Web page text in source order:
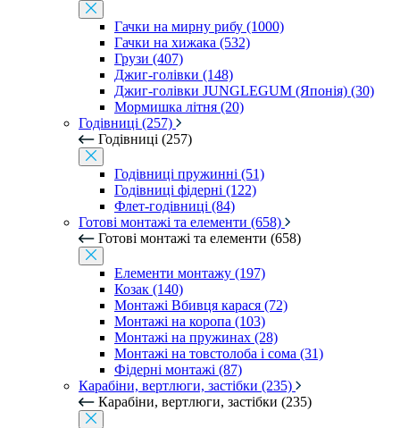
Гачки на мирну рибу (1000)
Гачки на хижака (532)
Грузи (407)
Джиг-голівки (148)
Джиг-голівки JUNGLEGUM (Японія) (30)
Мормишка літня (20)
Годівниці (257)
Годівниці (257)
Годівниці пружинні (51)
Годівниці фідерні (122)
Флет-годівниці (84)
Готові монтажі та елементи (658)
Готові монтажі та елементи (658)
Елементи монтажу (197)
Козак (140)
Монтажі Вбивця карася (72)
Монтажі на коропа (103)
Монтажі на пружинах (28)
Монтажі на товстолоба і сома (31)
Фідерні монтажі (87)
Карабіни, вертлюги, застібки (235)
Карабіни, вертлюги, застібки (235)